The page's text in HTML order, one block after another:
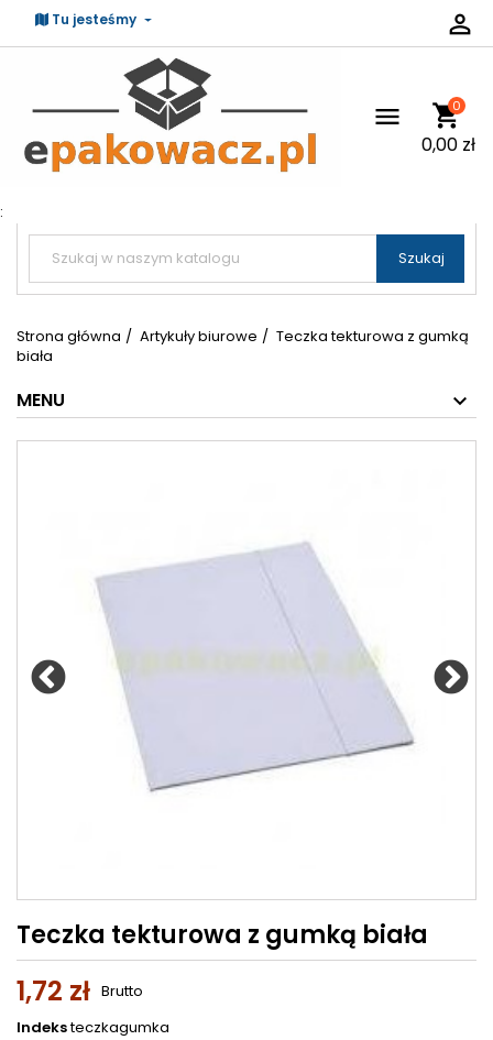
Tu jesteśmy 
 shopping_cart
0
0,00 zł
:

 Szukaj
Strona główna Artykuły biurowe
Teczka tekturowa z gumką
biała
MENU
Teczka tekturowa z gumką biała
1,72 zł Brutto
Indeksteczkagumka